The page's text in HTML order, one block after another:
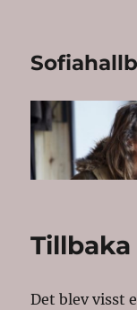
Det blev visst